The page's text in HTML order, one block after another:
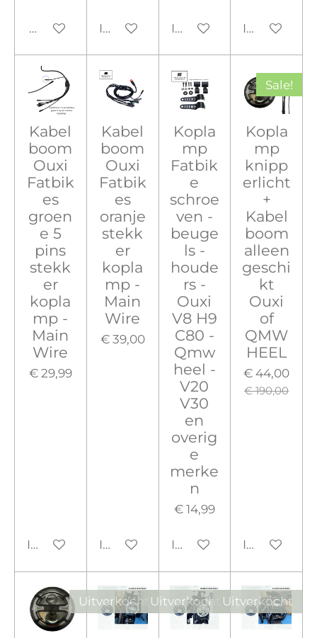
Houd mij op de hoogte
In winkelwagenIn winkelwagen
In
Kabel
boom
Ouxi
Fatbik
es
groen
e 5
pins
stekk
er
kopla
mp -
Main
Wire
€ 29,99
In winkelwagen
Kabel
boom
Ouxi
Fatbik
es
oranje
stekk
er
kopla
mp -
Main
Wire
€ 39,00
In winkelwagen
Kopla
mp
Fatbik
e
schroe
ven -
beuge
ls -
houde
rs -
Ouxi
V8 H9
C80 -
Qmw
heel -
V20
V30
en
overig
e
merke
n
€ 14,99
In winkelwagen
Sale!
Kopla
mp
knipp
erlicht
+
Kabel
boom
alleen
geschi
kt
Ouxi
of
QMW
HEEL
€ 44,00
€ 190,00
In
Uitverkocht Uitverkocht Uitverkocht